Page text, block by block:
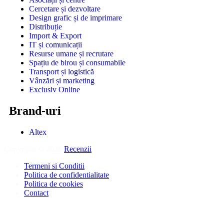
Cercetare și dezvoltare
Design grafic și de imprimare
Distribuție
Import & Export
IT și comunicații
Resurse umane și recrutare
Spațiu de birou și consumabile
Transport și logistică
Vânzări și marketing
Exclusiv Online
Brand-uri
Altex
Recenzii
Termeni si Conditii
Politica de confidentialitate
Politica de cookies
Contact